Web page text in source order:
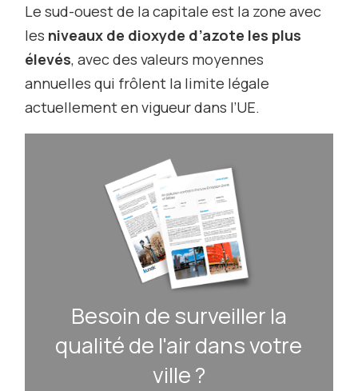
Le sud-ouest de la capitale est la zone avec
les niveaux de dioxyde d’azote les plus
élevés, avec des valeurs moyennes
annuelles qui frôlent la limite légale
actuellement en vigueur dans l’UE.
Besoin de surveiller la
qualité de l'air dans votre
ville ?